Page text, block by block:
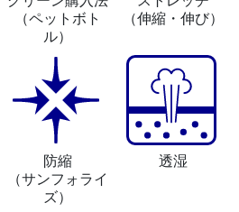
（ペットボト
ル）
（伸縮・伸び）
防縮
（サンフォライ
ズ）
透湿